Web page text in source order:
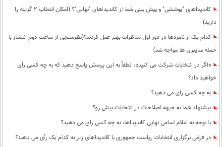
کاندیداهای "پوششی" و پیش بینی شما از کاندیداهای "نهایی"؟ (امکان انتخاب 2 گزینه را
دارید)
کدام یک از نامزدها در دور اول مناظرات بهتر عمل کردند؟(نظرسنجی از ساعت دوم انتشار با
حمله سایبری ها مواجه شد)
«اگر در انتخابات شرکت می کنید»، لطفاً به این پرسش پاسخ دهید که به چه کسی رأی
خواهید داد؟
به چه کسی رای می دهید؟
پیشنهاد شما به جبهه اصلاحات در انتخابات پیش رو؟
با توجه به اعلام اسامی نهایی کاندیداها، به چه کسی رای می دهید؟
در فرض برگزاری انتخابات ریاست جمهوری با کاندیداهای زیر به کدام یک رأی می دهید؟